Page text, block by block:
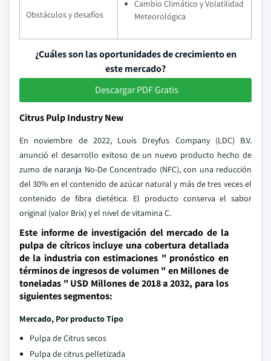
Obstáculos y desafíos
Cambio Climático y Volatilidad
Meteorológica
¿Cuáles son las oportunidades de crecimiento en
este mercado?
Descargar PDF Gratis
Citrus Pulp Industry New
En noviembre de 2022, Louis Dreyfus Company (LDC) B.V.
anunció el desarrollo exitoso de un nuevo producto hecho de
zumo de naranja No-De Concentrado (NFC), con una reducción
del 30% en el contenido de azúcar natural y más de tres veces el
contenido de fibra dietética. El producto conserva el sabor
original (valor Brix) y el nivel de vitamina C.
Este informe de investigación del mercado de la
pulpa de cítricos incluye una cobertura detallada
de la industria con estimaciones " pronóstico en
términos de ingresos de volumen " en Millones de
toneladas " USD Millones de 2018 a 2032, para los
siguientes segmentos:
Mercado, Por producto Tipo
Pulpa de Citrus secos
Pulpa de citrus pelletizada